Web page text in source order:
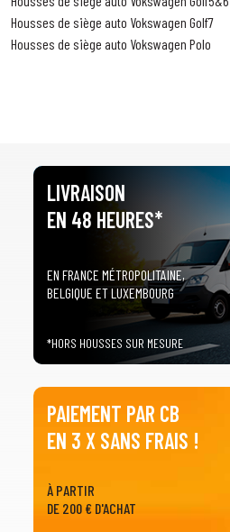
Housses de siège auto Vokswagen Golf7
Housses de siège auto Vokswagen Polo
LIVRAISON
EN 48 HEURES*
EN FRANCE MÉTROPOLITAINE,
BELGIQUE ET LUXEMBOURG
*HORS HOUSSES SUR MESURE
PAIEMENT PAR CB
EN 3 X SANS FRAIS !
À PARTIR
DE 200 € D'ACHAT